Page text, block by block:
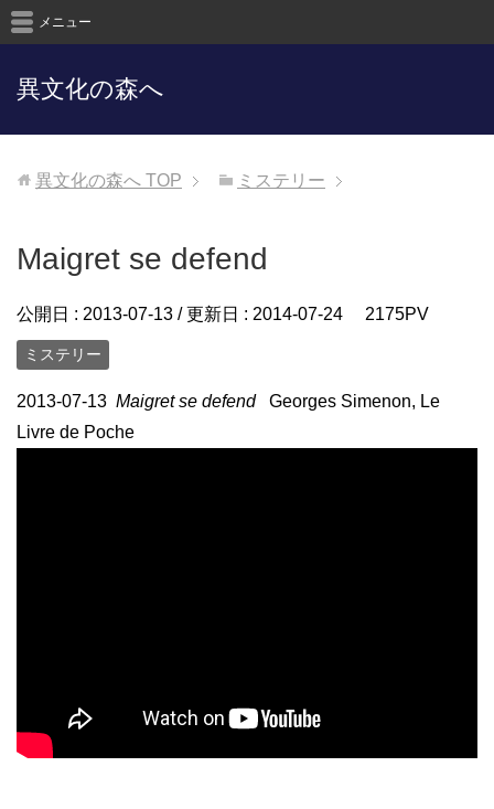
異文化の森へ
メニュー
異文化の森へ TOP ミステリー
Maigret se defend
公開日 : 2013-07-13 / 更新日 : 2014-07-24 2175PV
ミステリー
2013-07-13 Maigret se defend
Georges Simenon, Le
Livre de Poche